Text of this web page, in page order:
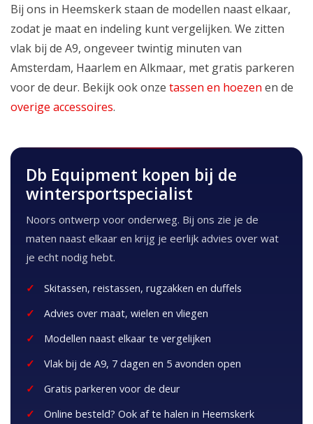
Bij ons in Heemskerk staan de modellen naast elkaar,
zodat je maat en indeling kunt vergelijken. We zitten
vlak bij de A9, ongeveer twintig minuten van
Amsterdam, Haarlem en Alkmaar, met gratis parkeren
voor de deur. Bekijk ook onze tassen en hoezen en de
overige accessoires.
Db Equipment kopen bij de
wintersportspecialist
Noors ontwerp voor onderweg. Bij ons zie je de
maten naast elkaar en krijg je eerlijk advies over wat
je echt nodig hebt.
Skitassen, reistassen, rugzakken en duffels
Advies over maat, wielen en vliegen
Modellen naast elkaar te vergelijken
Vlak bij de A9, 7 dagen en 5 avonden open
Gratis parkeren voor de deur
Online besteld? Ook af te halen in Heemskerk